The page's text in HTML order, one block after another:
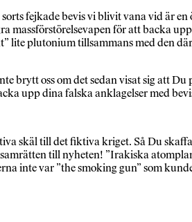
fejkade bevis vi blivit vana vid är
massförstörelsevapen för att backa
plutonium tillsammans med den
brytt oss om det sedan visat sig att
upp dina falska anklagelser med
skäl till det fiktiva kriget. Så Du
till nyheten! ”Irakiska
inte var ”the smoking gun” som